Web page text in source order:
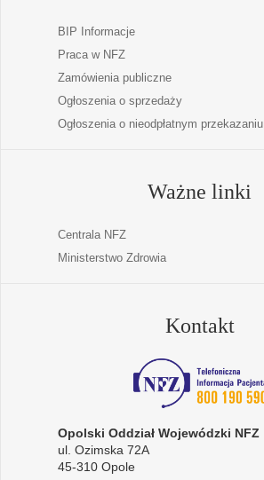
BIP Informacje
Praca w NFZ
Zamówienia publiczne
Ogłoszenia o sprzedaży
Ogłoszenia o nieodpłatnym przekazaniu
Ważne linki
Centrala NFZ
Ministerstwo Zdrowia
Kontakt
Opolski Oddział Wojewódzki NFZ
ul. Ozimska 72A
45-310 Opole